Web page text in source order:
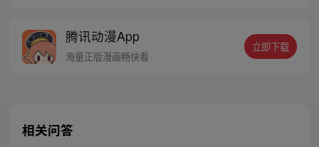
腾讯动漫App
海量正版漫画畅快看
立即下载
相关问答